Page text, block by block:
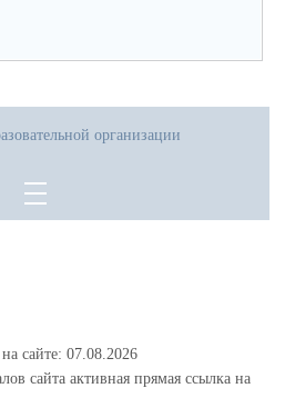
организации
сайте: 07.08.2026
сайта активная прямая ссылка на